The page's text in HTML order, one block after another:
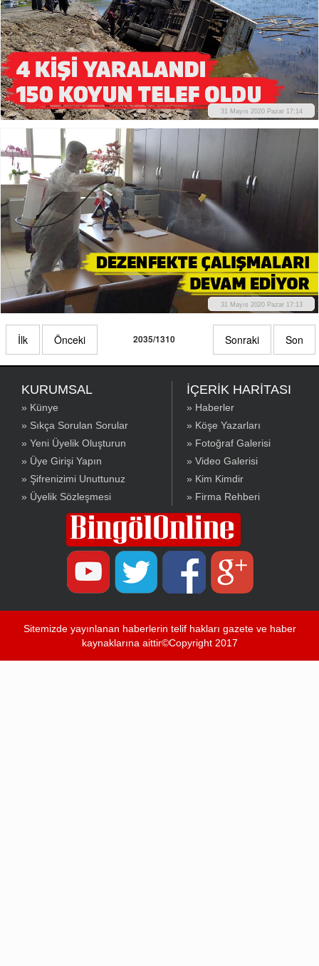
31 Mayıs 2020 Pazar 17:14
31 Mayıs 2020 Pazar 17:13
İlk Önceki 2035/1310 Sonraki Son
KURUMSAL
» Künye
» Sıkça Sorulan Sorular
» Yeni Üyelik Oluşturun
» Üye Girişi Yapın
» Şifrenizimi Unuttunuz
» Üyelik Sözleşmesi
İÇERİK HARİTASI
» Haberler
» Köşe Yazarları
» Fotoğraf Galerisi
» Video Galerisi
» Kim Kimdir
» Firma Rehberi
Sitemizde yayınlanan haberlerin telif hakları gazete ve haber
kaynaklarına aittir©Copyright 2017